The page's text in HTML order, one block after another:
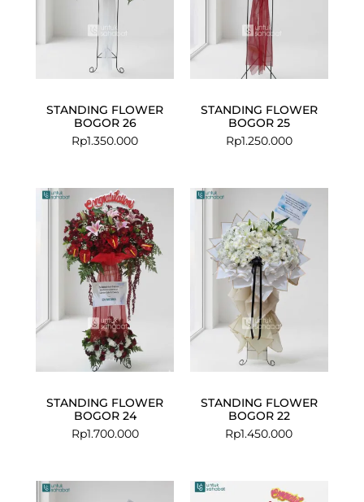
STANDING FLOWER
BOGOR 26
Rp1.350.000
STANDING FLOWER
BOGOR 25
Rp1.250.000
STANDING FLOWER
BOGOR 24
Rp1.700.000
STANDING FLOWER
BOGOR 22
Rp1.450.000